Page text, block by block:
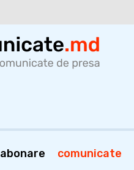
abonare comunicate